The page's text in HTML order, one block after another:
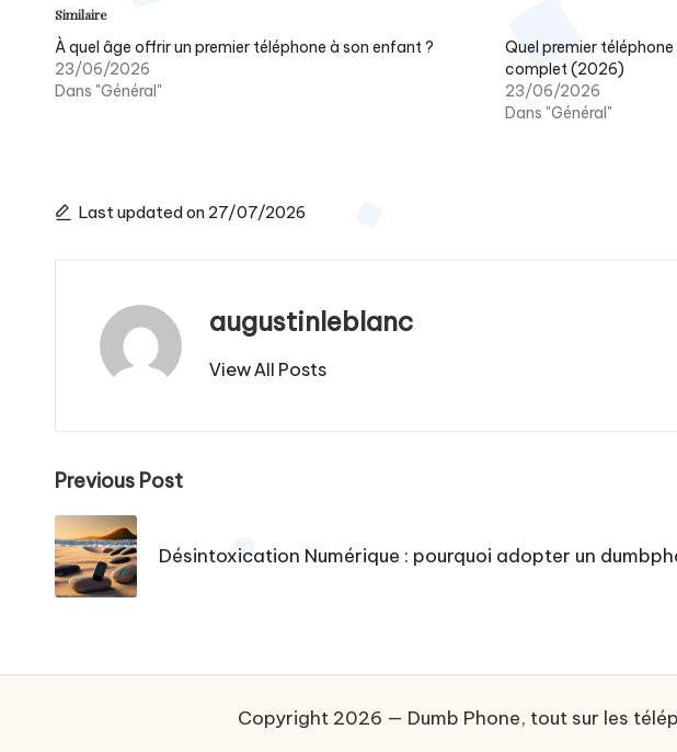
Similaire
À quel âge offrir un premier téléphone à son enfant ?
23/06/2026
Dans "Général"
Quel premier
complet (2026)
23/06/2026
Dans "Général"
Last updated on 27/07/2026
augustinleblanc
View All Posts
Post
navigation
Previous Post
Désintoxication Numérique : pourquoi adopter un
Copyright 2026 — Dumb Phone, tout sur les